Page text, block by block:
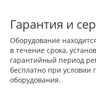
Гарантия и
Оборудование
в течение срока,
гарантийный период
бесплатно при условии
оборудования.